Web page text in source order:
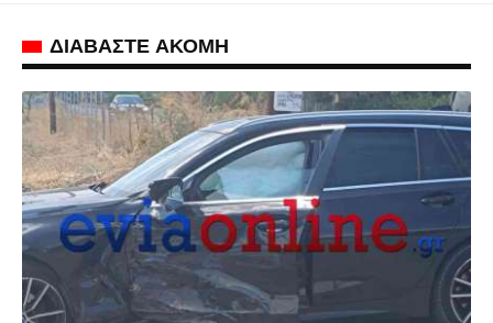
ΔΙΑΒΑΣΤΕ ΑΚΟΜΗ